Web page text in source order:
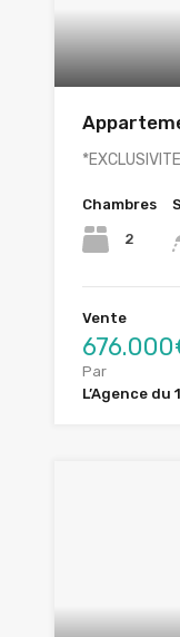
Chambres
2
Vente
Par
L’Agence du